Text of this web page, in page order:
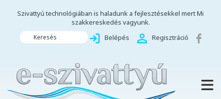
Szivattyú technológiában is haladunk a fejlesztésekkel mert Mi
szakkereskedés vagyunk.
Keresés Belépés Regisztráció